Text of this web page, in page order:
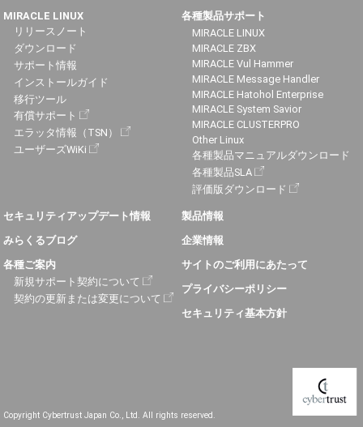
MIRACLE LINUX
リリースノート
ダウンロード
サポート情報
インストールガイド
移行ツール
有償サポート
エラッタ情報（TSN）
ユーザーズWiKi
各種製品サポート
MIRACLE LINUX
MIRACLE ZBX
MIRACLE Vul Hammer
MIRACLE Message Handler
MIRACLE Hatohol Enterprise
MIRACLE System Savior
MIRACLE CLUSTERPRO
Other Linux
各種製品マニュアルダウンロード
各種製品SLA
評価版ダウンロード
セキュリティアップデート情報
みらくるブログ
各種ご案内
新規サポート契約について
契約の更新または変更について
製品情報
企業情報
サイトのご利用にあたって
プライバシーポリシー
セキュリティ基本方針
Copyright Cybertrust Japan Co., Ltd. All rights reserved.